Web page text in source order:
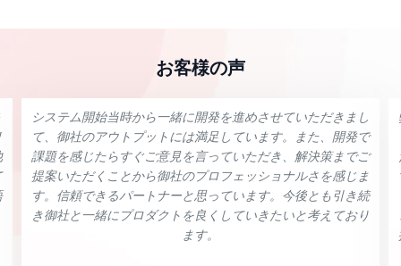
お客様の声
システム開始当時から一緒に開発を進めさせていただきまし
て、御社のアウトプットには満足しています。また、開発で
課題を感じたらすぐご意見を言っていただき、解決策までご
提案いただくことから御社のプロフェッショナルさを感じま
す。信頼できるパートナーと思っています。今後とも引き続
き御社と一緒にプロダクトを良くしていきたいと考えており
ます。